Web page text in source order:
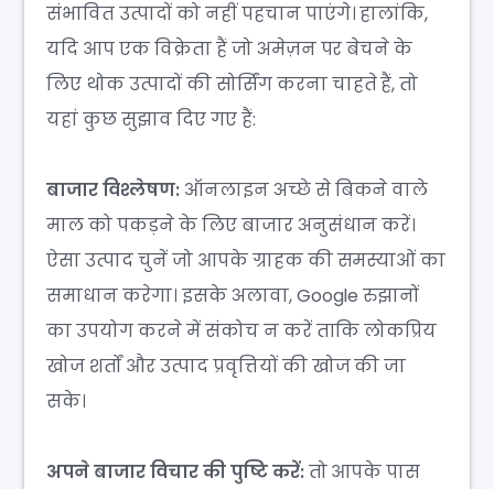
संभावित उत्पादों को नहीं पहचान पाएंगे। हालांकि,
यदि आप एक विक्रेता हैं जो अमेज़न पर बेचने के
लिए थोक उत्पादों की सोर्सिंग करना चाहते हैं, तो
यहां कुछ सुझाव दिए गए हैं:
बाजार विश्लेषण: ऑनलाइन अच्छे से बिकने वाले
माल को पकड़ने के लिए बाजार अनुसंधान करें।
ऐसा उत्पाद चुनें जो आपके ग्राहक की समस्याओं का
समाधान करेगा। इसके अलावा, Google रुझानों
का उपयोग करने में संकोच न करें ताकि लोकप्रिय
खोज शर्तों और उत्पाद प्रवृत्तियों की खोज की जा
सके।
अपने बाजार विचार की पुष्टि करें:तो आपके पास